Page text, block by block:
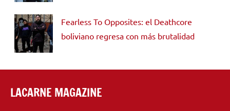
Fearless To Opposites: el Deathcore
boliviano regresa con más brutalidad
LACARNE MAGAZINE